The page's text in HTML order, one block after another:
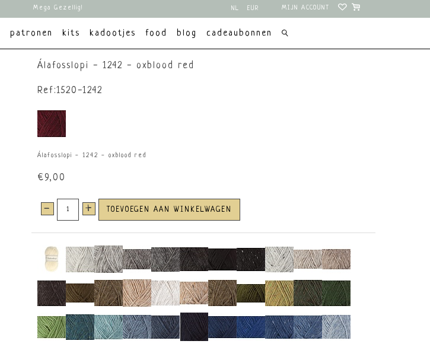
Mega Gezellig!
NL
EUR
MIJN ACCOUNT
patronen kits kadootjes food blog cadeaubonnen
Álafosslopi - 1242 - oxblood red
Ref:1520-1242
Álafosslopi - 1242 - oxblood red
€9,00
- + TOEVOEGEN AAN WINKELWAGEN